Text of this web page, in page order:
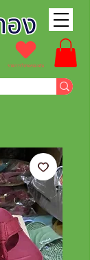
รายการโปรดของฉัน